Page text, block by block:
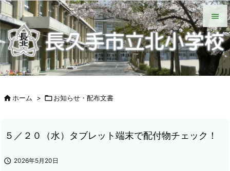


メニュ

サイド
HOME 北小について 今日の北小 緊急時の対応
各種説明会
ＰＴＡ手帳（Web版）
ＰＴＡの窓
いじめ防止基本方針
学校からの配付物（学年別）
タブレット端末wifi接続手段
ホーム > お知らせ・配布文書
５／２０（水）タブレット端末で配付物チェック！
 2026年5月20日